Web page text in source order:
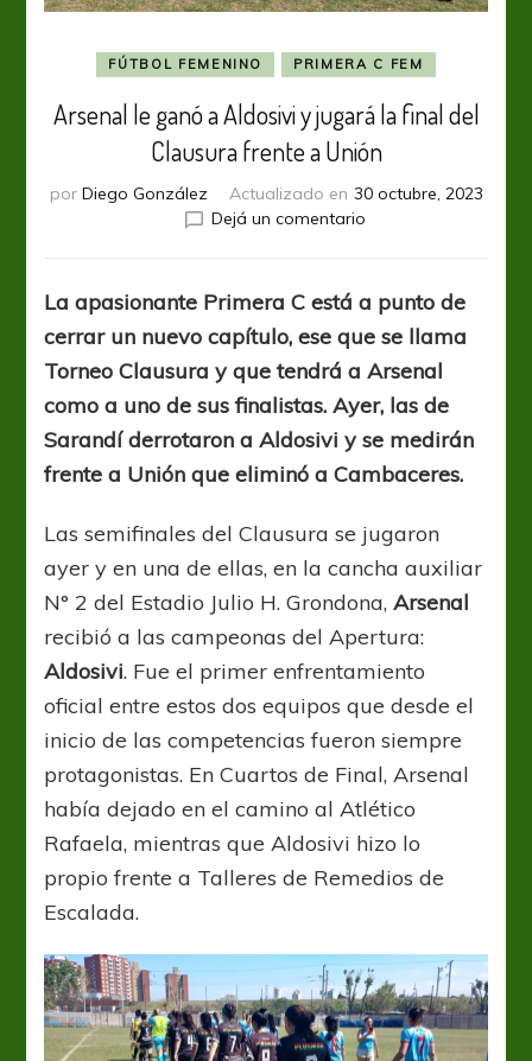
FÚTBOL FEMENINO PRIMERA C FEM
Arsenal le ganó a Aldosivi y jugará la final del
Clausura frente a Unión
por Diego González Actualizado en 30 octubre, 2023
Dejá un comentarioen
a
Aldosivi
y
jugará
la
final
del
a
Unión
La apasionante Primera C está a punto de
cerrar un nuevo capítulo, ese que se llama
Torneo Clausura y que tendrá a Arsenal
como a uno de sus finalistas. Ayer, las de
Sarandí derrotaron a Aldosivi y se medirán
frente a Unión que eliminó a Cambaceres.
Las semifinales del Clausura se jugaron
ayer y en una de ellas, en la cancha auxiliar
N° 2 del Estadio Julio H. Grondona,Arsenal
recibió a las campeonas del Apertura:
Aldosivi. Fue el primer enfrentamiento
oficial entre estos dos equipos que desde el
inicio de las competencias fueron siempre
protagonistas. En Cuartos de Final, Arsenal
había dejado en el camino al Atlético
Rafaela, mientras que Aldosivi hizo lo
propio frente a Talleres de Remedios de
Escalada.